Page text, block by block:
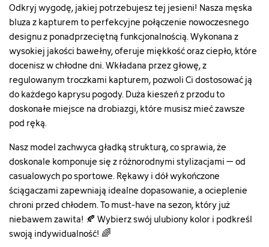
Odkryj wygodę, jakiej potrzebujesz tej jesieni! Nasza męska
bluza z kapturem to perfekcyjne połączenie nowoczesnego
designu z ponadprzeciętną funkcjonalnością. Wykonana z
wysokiej jakości bawełny, oferuje miękkość oraz ciepło, które
docenisz w chłodne dni. Wkładana przez głowę, z
regulowanym troczkami kapturem, pozwoli Ci dostosować ją
do każdego kaprysu pogody. Duża kieszeń z przodu to
doskonałe miejsce na drobiazgi, które musisz mieć zawsze
pod ręką.
Nasz model zachwyca gładką strukturą, co sprawia, że
doskonale komponuje się z różnorodnymi stylizacjami – od
casualowych po sportowe. Rękawy i dół wykończone
ściągaczami zapewniają idealne dopasowanie, a ocieplenie
chroni przed chłodem. To must-have na sezon, który już
niebawem zawita! 🍂 Wybierz swój ulubiony kolor i podkreśl
swoją indywidualność! 🌈